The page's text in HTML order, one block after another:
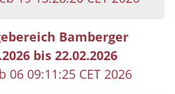
Bamberger
bis 22.02.2026
06 09:11:25 CET 2026